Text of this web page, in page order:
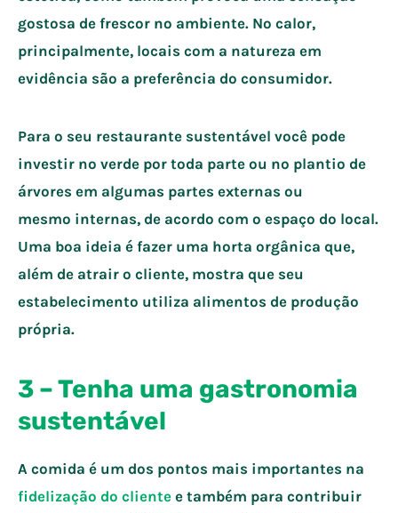
gostosa de frescor no ambiente. No calor,
principalmente, locais com a natureza em
evidência são a preferência do consumidor.
Para o seu restaurante sustentável você pode
investir no verde por toda parte ou no plantio de
árvores em algumas partes externas ou
mesmo internas, de acordo com o espaço do local.
Uma boa ideia é fazer uma horta orgânica que,
além de atrair o cliente, mostra que seu
estabelecimento utiliza alimentos de produção
própria.
3 – Tenha uma gastronomia
sustentável
A comida é um dos pontos mais importantes na
fidelização do cliente e também para contribuir